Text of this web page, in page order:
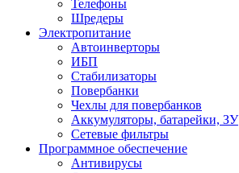
Телефоны
Шредеры
Электропитание
Автоинверторы
ИБП
Стабилизаторы
Повербанки
Чехлы для повербанков
Аккумуляторы, батарейки, ЗУ
Сетевые фильтры
Программное обеспечение
Антивирусы